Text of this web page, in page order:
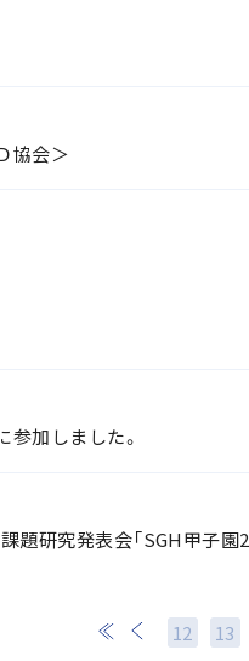
協会＞
参加しました。
題研究発表会「SGH甲子園
12 13